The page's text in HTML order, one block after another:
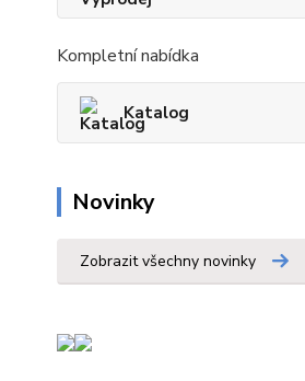
Kompletní nabídka
Katalog
Novinky
Zobrazit všechny novinky